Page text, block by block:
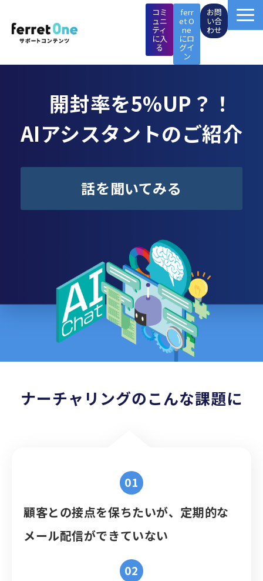
コミ
ュニ
ティ
に入
る
ferr
et O
ne
にロ
グイ
ン
お問
い合
わせ
マーケTips集開封率を5%UP？！
AIアシスタントのご紹介
話を聞いてみる
ナーチャリングのこんな課題に
顧客との接点を保ちたいが、定期的な
メール配信ができていない